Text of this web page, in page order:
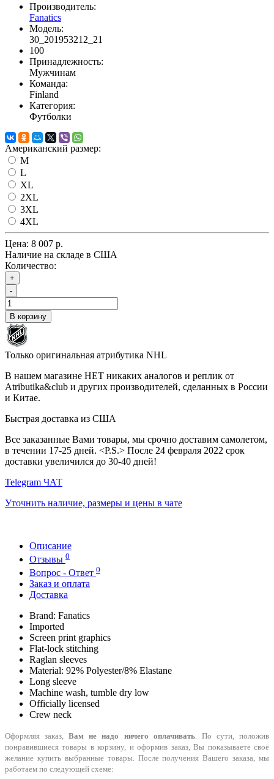
Производитель:
Fanatics
Модель:
30_201953212_21
100
Принадлежность:
Мужчинам
Команда:
Finland
Категория:
Футболки
Американский размер:
M
L
XL
2XL
3XL
4XL
Цена: 8 007 р.
Наличие на складе в США
Количество:
+
-
В корзину
Только оригинальная атрибутика NHL
В нашем магазине НЕТ никаких аналогов и реплик от
Atributika&club и других производителей, сделанных в России
и Китае.
Быстрая доставка из США
Все заказанные Вами товары, мы срочно доставим самолетом,
в течении 17-25 дней. <P.S.> После 24 февраля 2022 срок
доставки увеличился до 30-40 дней!
Telegram ЧАТ
Уточнить наличие, размеры и цены в чате
Описание
Отзывы 0
Вопрос - Ответ 0
Заказ и оплата
Доставка
Brand: Fanatics
Imported
Screen print graphics
Flat-lock stitching
Raglan sleeves
Material: 92% Polyester/8% Elastane
Long sleeve
Machine wash, tumble dry low
Officially licensed
Crew neck
Оформляя заказ,Вам не надо ничего оплачивать. По сути, положив
понравившиеся товары в корзину, и оформив заказ, Вы показываете своё
желание купить выбранные товары. После получения Вашего заказа, мы
работаем по следующей схеме: